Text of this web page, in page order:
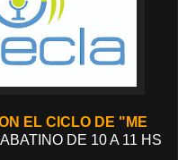
EL CICLO DE "ME
DE 10 A 11 HS